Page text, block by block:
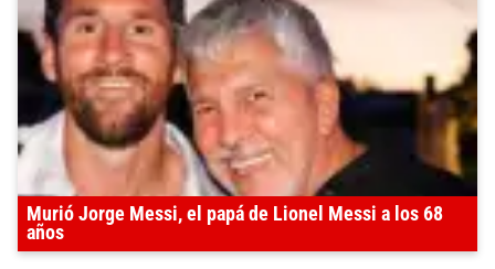
Murió Jorge Messi, el papá de Lionel Messi a los 68
años